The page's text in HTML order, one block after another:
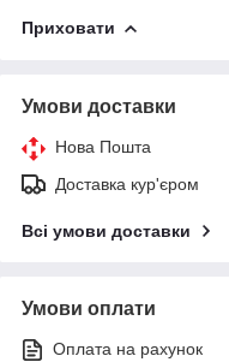
Приховати
Умови доставки
Нова Пошта
Доставка кур'єром
Всі умови доставки
Умови оплати
Оплата на рахунок